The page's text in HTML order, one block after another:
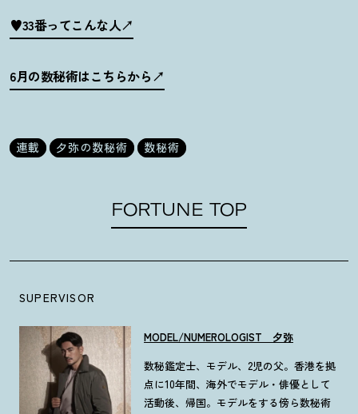
♥33番ってこんな人
6月の数秘術はこちらから
連載 夕弥の数秘術 数秘術
FORTUNE TOP
SUPERVISOR
MODEL/NUMEROLOGIST 夕弥
数秘鑑定士、モデル、2児の父。香港を拠
点に10年間、海外でモデル・俳優として
活動後、帰国。モデルをする傍ら数秘術